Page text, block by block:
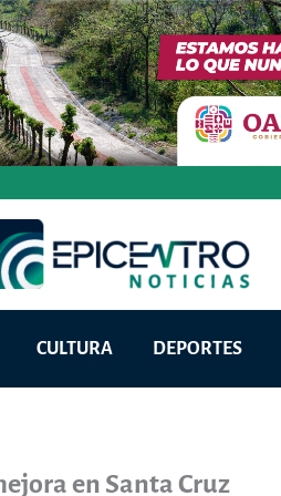
CULTURA DEPORTES
en Santa Cruz